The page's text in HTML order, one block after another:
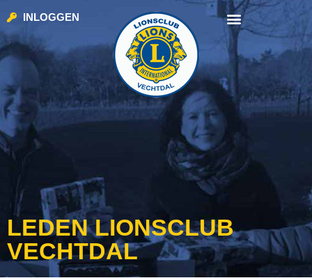
INLOGGEN
LEDEN LIONSCLUB
VECHTDAL